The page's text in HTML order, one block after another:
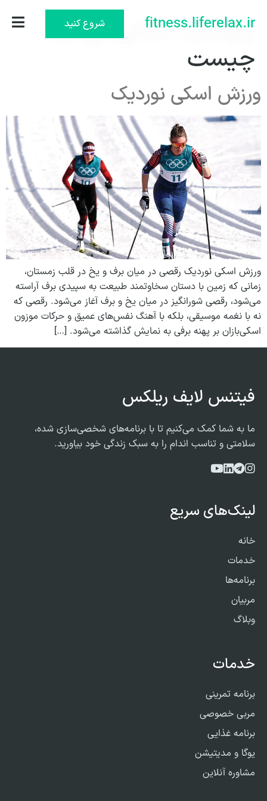
fitness.liferelax.ir شروع کنید برچسب:اسکی نوردیک
چیست
ورزش اسکی نوردیک
ورزش اسکی نوردیک رقصی در میان برف و یخ در قلب زمستان،
زمانی که زمین با دستان سخاوتمند طبیعت به سپیدی برف آراسته
می‌شود، رقصی شورانگیز در میان یخ و برف آغاز می‌شود. رقصی که
نه با نغمه موسیقی، بلکه با آهنگ نفس‌های عمیق و حرکات موزون
اسکی‌بازان بر پهنه برفی به نمایش گذاشته می‌شود. […]
فیتنس لایف ریلکس
ما به شما کمک می‌کنیم تا با برنامه‌های شخصی‌سازی شده،
سلامتی و تناسب اندام را به سبک زندگی خود بیاورید.
لینک‌های سریع
خانه
خدمات
برنامه‌ها
مربیان
وبلاگ
خدمات
برنامه تمرینی
مربی خصوصی
برنامه غذایی
یوگا و مدیتیشن
مشاوره آنلاین